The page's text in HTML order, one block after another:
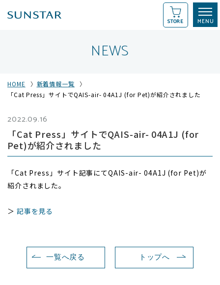
STORE
NEWS
HOME
新着情報一覧
「Cat Press」サイトでQAIS-air- 04A1J (for Pet)が紹介されました
2022.09.16
「Cat Press」サイトでQAIS-air- 04A1J (for
Pet)が紹介されました
「Cat Press」サイト記事にてQAIS-air- 04A1J (for Pet)が
紹介されました。
＞ 記事を見る
一覧へ戻る トップへ